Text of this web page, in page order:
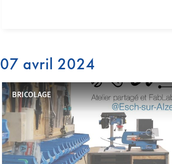
07 avril 2024
BRICOLAGE